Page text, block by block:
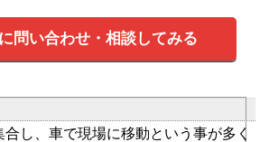
問い合わせ・相談してみる
し、車で現場に移動という事が多く